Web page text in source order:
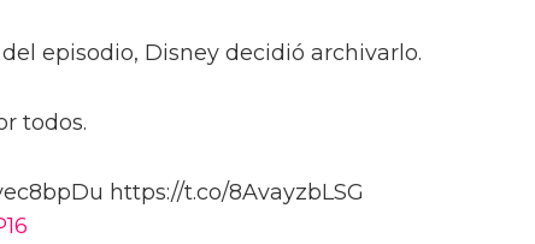
episodio, Disney decidió archivarlo.
todos.
https://t.co/8AvayzbLSG